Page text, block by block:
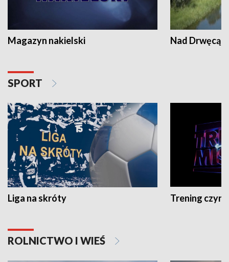
Magazyn nakielski Nad Drwęcą
SPORT
Liga na skróty Trening czyni
ROLNICTWO I WIEŚ